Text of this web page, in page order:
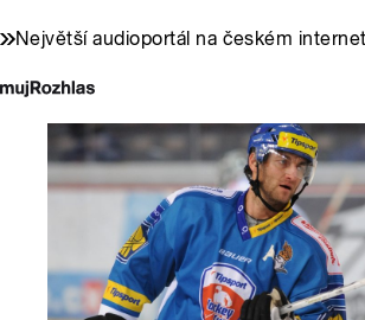
Největší audioportál na českém